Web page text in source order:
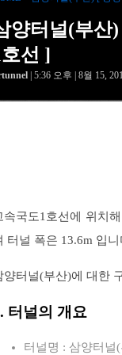
양터널(부산
선 ]
| 5:36 오후 | 8월 15,
속국도1호선에 위치
터널 폭은 13.6m 입니
양터널(부산)에 대한
터널의 개요
터널명 : 삼양터널